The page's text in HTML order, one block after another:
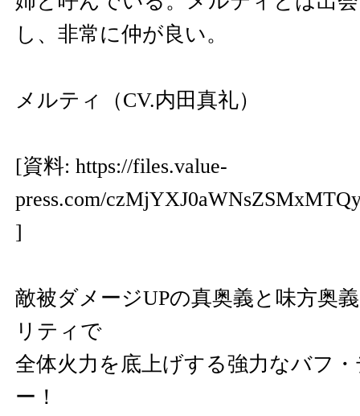
し、非常に仲が良い。
メルティ（CV.内田真礼）
[資料: https://files.value-
press.com/
]
敵被ダメージUPの真奥義と味方奥
リティで
全体火力を底上げする強力なバフ
ー！